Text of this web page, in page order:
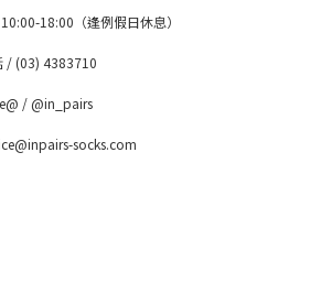
18:00（逢例假日休息）
/ (03) 4383710
/ @in_pairs
socks.com